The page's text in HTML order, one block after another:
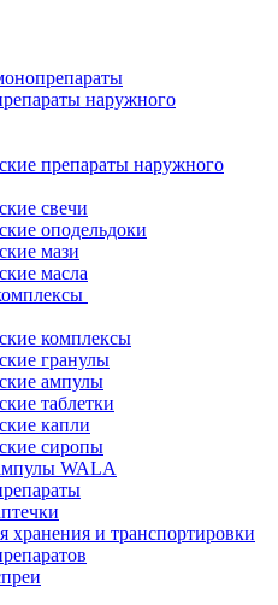
наружного
препараты наружного
свечи
оподельдоки
мази
масла
комплексы
гранулы
ампулы
таблетки
капли
сиропы
WALA
хранения и транспортировки